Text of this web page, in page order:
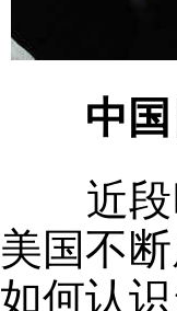
中
近
美国不
如何认